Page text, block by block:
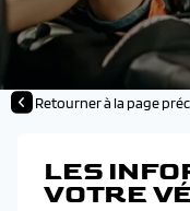
Retourner à la page
LES
VOTRE